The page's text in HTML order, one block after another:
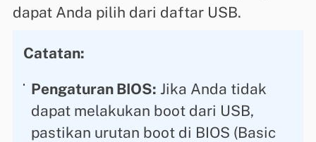
dapat Anda pilih dari daftar USB.
Catatan:
Pengaturan BIOS: Jika Anda tidak
dapat melakukan boot dari USB,
pastikan urutan boot di BIOS (Basic